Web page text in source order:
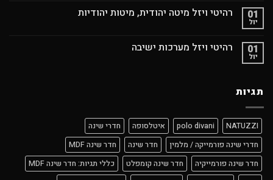
01
יול
רהיטי ויזל מיטה יהודית, מיטות יהודיות
01
יול
רהיטי ויזל מערכות ישיבה
תגיות
NATUZZI
polo divani איטלסופה
חדרי שינה
חדרי שינה פורמייקה / מלמין
חדר שינה
חדר שינה MDF
חדר שינה פורמייקיה
חדר שינה קומפלט
כללי תגיות: חדר שינה MDF